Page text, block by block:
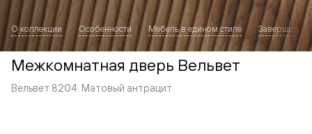
О коллекции Особенности Мебель в едином стиле Завершите
Межкомнатная дверь Вельвет
Вельвет 8204. Матовый антрацит